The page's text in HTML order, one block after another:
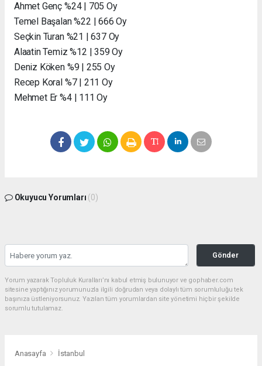
Ahmet Genç %24 | 705 Oy
Temel Başalan %22 | 666 Oy
Seçkin Turan %21 | 637 Oy
Alaatin Temiz %12 | 359 Oy
Deniz Köken %9 | 255 Oy
Recep Koral %7 | 211 Oy
Mehmet Er %4 | 111 Oy
Okuyucu Yorumları (0)
Gönder
Yorum yazarak Topluluk Kuralları’nı kabul etmiş bulunuyor ve gophaber.com
sitesine yaptığınız yorumunuzla ilgili doğrudan veya dolaylı tüm sorumluluğu tek
başınıza üstleniyorsunuz. Yazılan tüm yorumlardan site yönetimi hiçbir şekilde
sorumlu tutulamaz.
Anasayfa İstanbul